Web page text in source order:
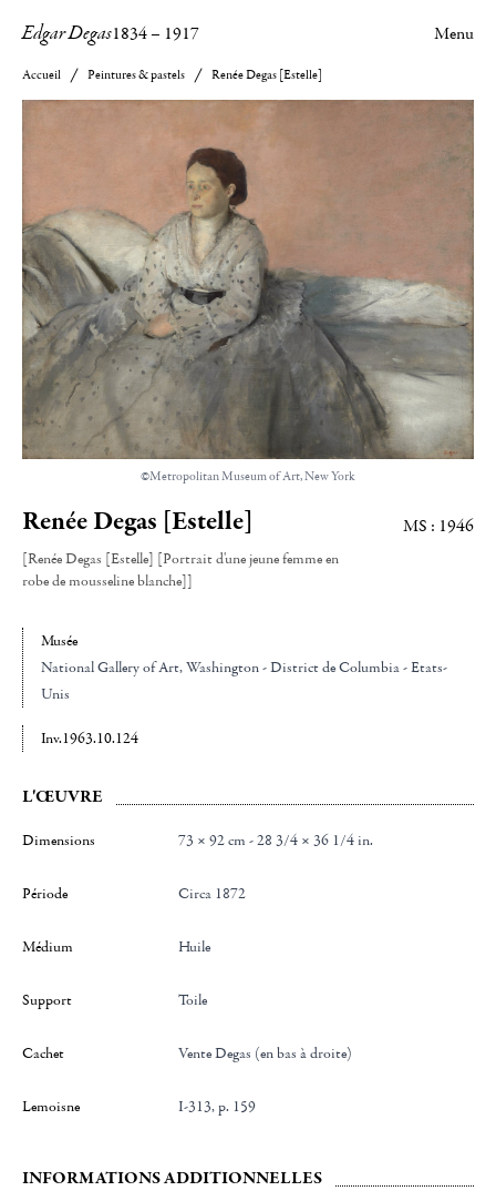
Edgar Degas1834– 1917 Menu
Accueil Peintures & pastels Renée Degas [Estelle]
©Metropolitan Museum of Art, New York
Renée Degas [Estelle]
[Renée Degas [Estelle] [Portrait d'une jeune femme en
robe de mousseline blanche]]
MS : 1946
Musée
National Gallery of Art, Washington - District de Columbia - Etats-
Unis
Inv.1963.10.124
L'ŒUVRE
Dimensions 73 × 92 cm - 28 3/4 × 36 1/4 in.
Période Circa 1872
Médium Huile
Support Toile
Cachet Vente Degas (en bas à droite)
Lemoisne I-313, p. 159
INFORMATIONS ADDITIONNELLES